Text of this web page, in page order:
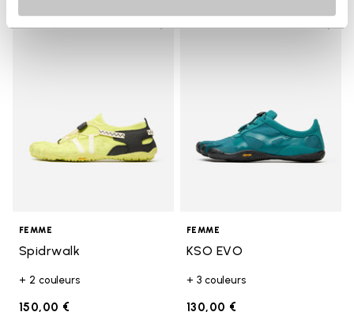
FEMME
Spidrwalk
+ 2 couleurs
150,00 €
FEMME
KSO EVO
+ 3 couleurs
130,00 €